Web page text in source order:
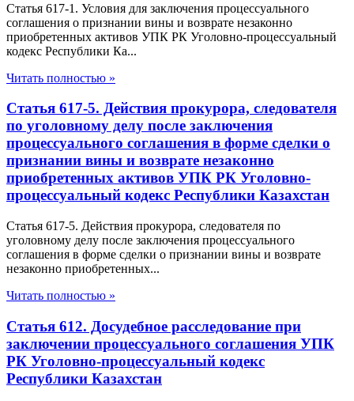
Статья 617-1. Условия для заключения процессуального
соглашения о признании вины и возврате незаконно
приобретенных активов УПК РК Уголовно-процессуальный
кодекс Республики Ка...
Читать полностью »
Статья 617-5. Действия прокурора, следователя
по уголовному делу после заключения
процессуального соглашения в форме сделки о
признании вины и возврате незаконно
приобретенных активов УПК РК Уголовно-
процессуальный кодекс Республики Казахстан
Статья 617-5. Действия прокурора, следователя по
уголовному делу после заключения процессуального
соглашения в форме сделки о признании вины и возврате
незаконно приобретенных...
Читать полностью »
Статья 612. Досудебное расследование при
заключении процессуального соглашения УПК
РК Уголовно-процессуальный кодекс
Республики Казахстан